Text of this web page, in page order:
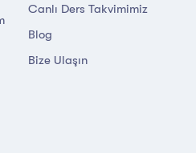
Canlı Ders Takvimimiz
Blog
Bize Ulaşın